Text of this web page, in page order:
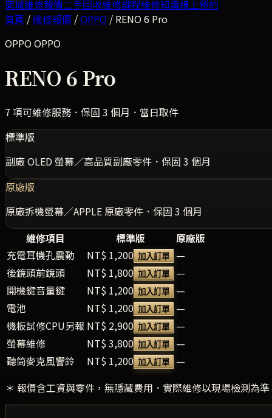
商城維修報價二手回收維修課程維修知識線上預約
首頁 /維修報價 /OPPO / RENO 6 Pro
OPPO OPPO
RENO 6 Pro
7 項可維修服務．保固 3 個月．當日取件
標準版
副廠 OLED 螢幕／高品質副廠零件．保固 3 個月
原廠版
原廠拆機螢幕／APPLE 原廠零件．保固 3 個月
維修項目
標準版
原廠版
充電耳機孔震動
NT$ 1,200 加入訂單
—
後鏡頭前鏡頭
NT$ 1,800 加入訂單
—
開機鍵音量鍵
NT$ 1,200 加入訂單
—
電池
NT$ 1,200 加入訂單
—
機板試修CPU另報 NT$ 2,900 加入訂單
—
螢幕維修
NT$ 3,800 加入訂單
—
聽筒麥克風響鈴
NT$ 1,200 加入訂單
—
＊ 報價含工資與零件，無隱藏費用．實際維修以現場檢測為